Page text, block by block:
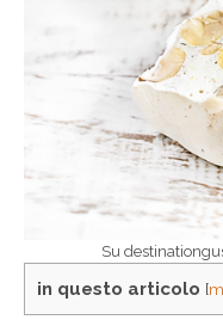
Su
in questo articolo [